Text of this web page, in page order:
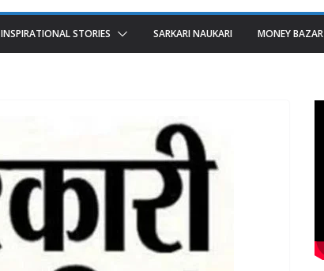
INSPIRATIONAL STORIES SARKARI NAUKARI MONEY BAZAR